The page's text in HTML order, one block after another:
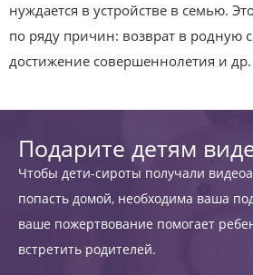
нуждается в устройстве в семью.
по ряду причин: возврат в родную
достижение совершеннолетия и др.
Подарите детям
Чтобы дети-сироты получали
попасть домой, необходима ваша
ваше пожертвование помогает
встретить родителей.